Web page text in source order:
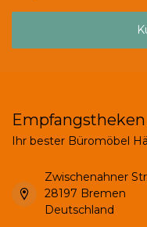
Empfangstheken
Ihr bester Büromöbel
Zwischenahner
28197 Bremen
Deutschland